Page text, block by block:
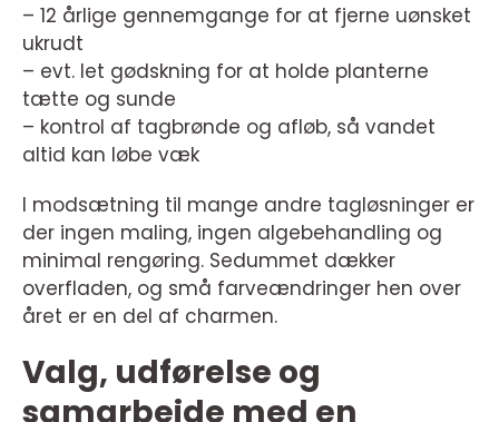
– 12 årlige gennemgange for at fjerne uønsket
ukrudt
– evt. let gødskning for at holde planterne
tætte og sunde
– kontrol af tagbrønde og afløb, så vandet
altid kan løbe væk
I modsætning til mange andre tagløsninger er
der ingen maling, ingen algebehandling og
minimal rengøring. Sedummet dækker
overfladen, og små farveændringer hen over
året er en del af charmen.
Valg, udførelse og
samarbejde med en